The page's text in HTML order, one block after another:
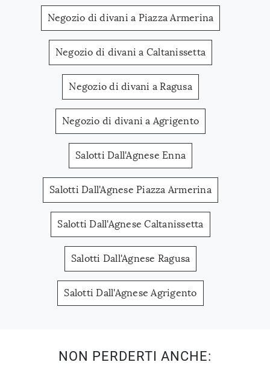
Negozio di divani a Piazza Armerina
Negozio di divani a Caltanissetta
Negozio di divani a Ragusa
Negozio di divani a Agrigento
Salotti Dall'Agnese Enna
Salotti Dall'Agnese Piazza Armerina
Salotti Dall'Agnese Caltanissetta
Salotti Dall'Agnese Ragusa
Salotti Dall'Agnese Agrigento
NON PERDERTI ANCHE: